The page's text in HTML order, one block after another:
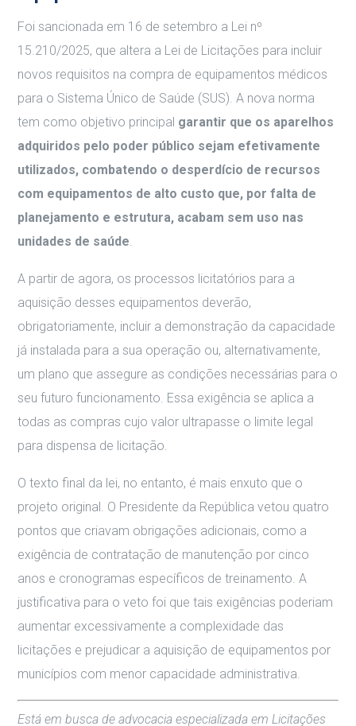
Foi sancionada em 16 de setembro a Lei nº
15.210/2025, que altera a Lei de Licitações para incluir
novos requisitos na compra de equipamentos médicos
para o Sistema Único de Saúde (SUS).A nova norma
tem como objetivo principal garantir que os aparelhos
adquiridos pelo poder público sejam efetivamente
utilizados, combatendo o desperdício de recursos
com equipamentos de alto custo que, por falta de
planejamento e estrutura, acabam sem uso nas
unidades de saúde.
A partir de agora, os processos licitatórios para a
aquisição desses equipamentos deverão,
obrigatoriamente, incluir a demonstração da capacidade
já instalada para a sua operação ou, alternativamente,
um plano que assegure as condições necessárias para o
seu futuro funcionamento. Essa exigência se aplica a
todas as compras cujo valor ultrapasse o limite legal
para dispensa de licitação.
O texto final da lei, no entanto, é mais enxuto que o
projeto original. O Presidente da República vetou quatro
pontos que criavam obrigações adicionais, como a
exigência de contratação de manutenção por cinco
anos e cronogramas específicos de treinamento.A
justificativa para o veto foi que tais exigências poderiam
aumentar excessivamente a complexidade das
licitações e prejudicar a aquisição de equipamentos por
municípios com menor capacidade administrativa.
Está em busca de advocacia especializada em Licitações